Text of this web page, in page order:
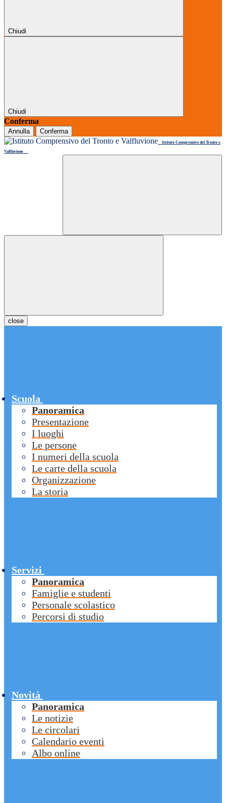
Chiudi
Chiudi
Conferma
Annulla Conferma
Istituto Comprensivo del Tronto e
Valfluvione
close
Scuola
Panoramica
Presentazione
I luoghi
Le persone
I numeri della scuola
Le carte della scuola
Organizzazione
La storia
Servizi
Panoramica
Famiglie e studenti
Personale scolastico
Percorsi di studio
Novità
Panoramica
Le notizie
Le circolari
Calendario eventi
Albo online